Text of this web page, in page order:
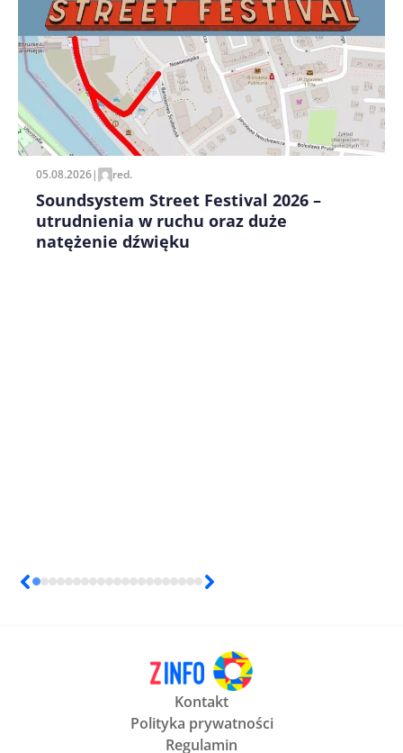
Zapamiętaj moje dane w tej przeglądarce podczas
pisania kolejnych komentarzy.
05.08.2026| red.
Soundsystem Street Festival 2026 –
utrudnienia w ruchu oraz duże
natężenie dźwięku
Kontakt
Polityka prywatności
Regulamin